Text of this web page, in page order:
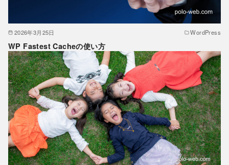
2026年3月25日 WordPress
WP Fastest Cacheの使い方